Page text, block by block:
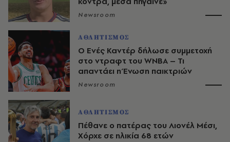
Newsroom
ΑΘΛΗΤΙΣΜΟΣ
Ο Ενές Καντέρ δήλωσε συμμετοχή
στο ντραφτ του WNBA – Τι
απαντάει η Ένωση παικτριών
Newsroom
ΑΘΛΗΤΙΣΜΟΣ
Πέθανε ο πατέρας του Λιονέλ Μέσι,
Χόρχε σε ηλικία 68 ετών